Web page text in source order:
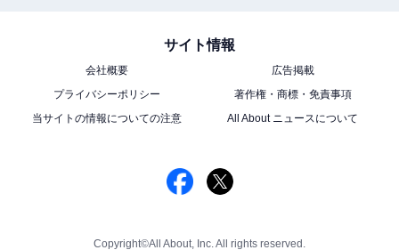
サイト情報
会社概要
広告掲載
プライバシーポリシー
著作権・商標・免責事項
当サイトの情報についての注意
All About ニュースについて
Copyright©All About, Inc. All rights reserved.